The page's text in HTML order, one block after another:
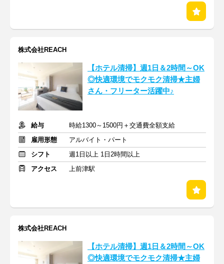
株式会社REACH
【ホテル清掃】週1日＆2時間～OK
◎快適環境でモクモク清掃★主婦
さん・フリーター活躍中♪
給与
時給1300～1500円＋交通費全額支給
雇用形態
アルバイト・パート
シフト
週1日以上 1日2時間以上
アクセス
上前津駅
株式会社REACH
【ホテル清掃】週1日＆2時間～OK
◎快適環境でモクモク清掃★主婦